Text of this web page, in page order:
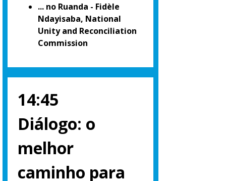
... no Ruanda - Fidèle
Ndayisaba, National
Unity and Reconciliation
Commission
14:45
Diálogo: o
melhor
caminho para